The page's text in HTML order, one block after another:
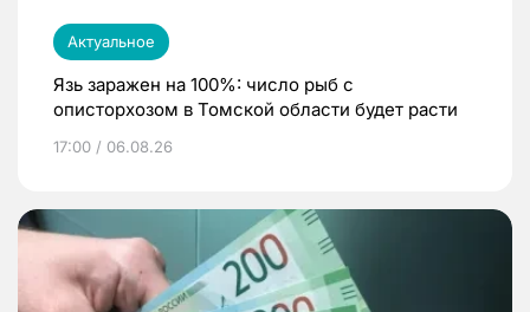
Актуальное
Язь заражен на 100%: число рыб с
описторхозом в Томской области будет расти
17:00 / 06.08.26